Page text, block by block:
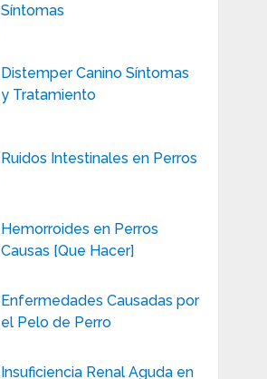
Síntomas
Distemper Canino Síntomas
y Tratamiento
Ruidos Intestinales en Perros
Hemorroides en Perros
Causas [Que Hacer]
Enfermedades Causadas por
el Pelo de Perro
Insuficiencia Renal Aguda en